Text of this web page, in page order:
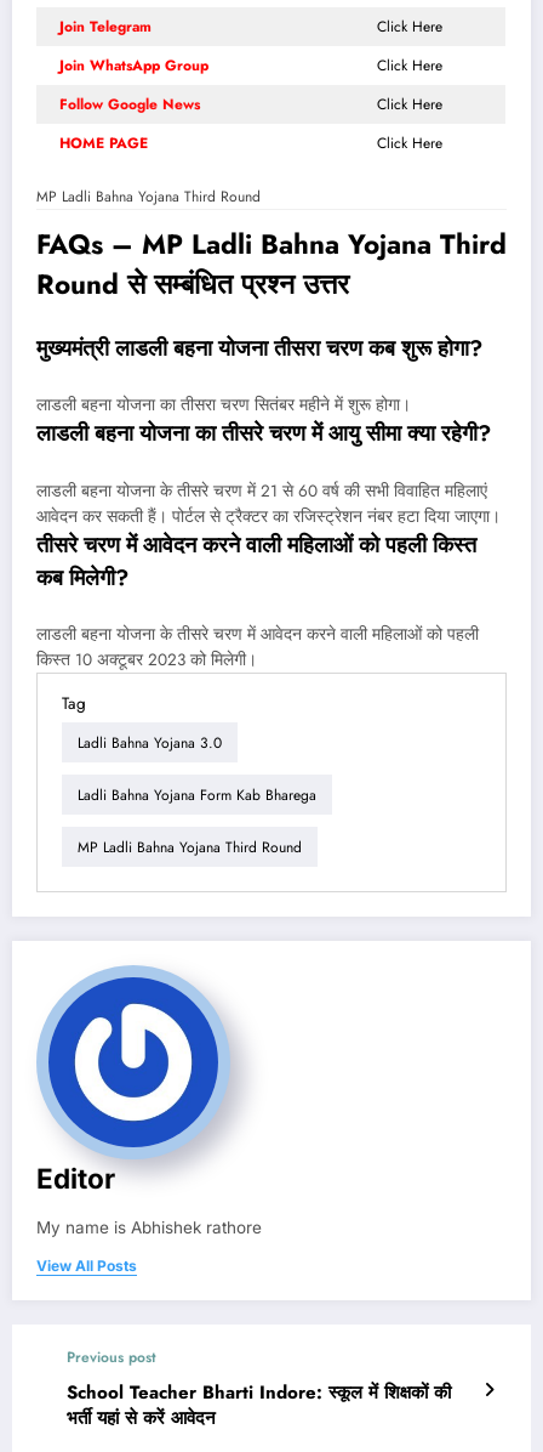
Join Telegram
Click Here
Join WhatsApp Group
Click Here
Follow Google News
Click Here
HOME PAGE
Click Here
MP Ladli Bahna Yojana Third Round
FAQs – MP Ladli Bahna Yojana Third
Round से सम्बंधित प्रश्न उत्तर
मुख्यमंत्री लाडली बहना योजना तीसरा चरण कब शुरू होगा?
लाडली बहना योजना का तीसरा चरण सितंबर महीने में शुरू होगा।
लाडली बहना योजना का तीसरे चरण में आयु सीमा क्या रहेगी?
लाडली बहना योजना के तीसरे चरण में 21 से 60 वर्ष की सभी विवाहित महिलाएं
आवेदन कर सकती हैं। पोर्टल से ट्रैक्टर का रजिस्ट्रेशन नंबर हटा दिया जाएगा।
तीसरे चरण में आवेदन करने वाली महिलाओं को पहली किस्त
कब मिलेगी?
लाडली बहना योजना के तीसरे चरण में आवेदन करने वाली महिलाओं को पहली
किस्त 10 अक्टूबर 2023 को मिलेगी।
Tag
Ladli Bahna Yojana 3.0
Ladli Bahna Yojana Form Kab Bharega
MP Ladli Bahna Yojana Third Round
Editor
My name is Abhishek rathore
View All Posts
Previous post
School Teacher Bharti Indore: स्कूल में शिक्षकों की
भर्ती यहां से करें आवेदन